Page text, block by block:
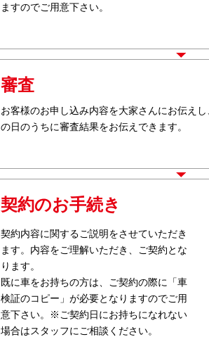
ますのでご用意下さい。
4
審査
お客様のお申し込み内容を大家さんにお伝え
の日のうちに審査結果をお伝えできます。
5
契約のお手続き
契約内容に関するご説明をさせていただき
ます。内容をご理解いただき、ご契約とな
ります。
既に車をお持ちの方は、ご契約の際に「車
検証のコピー」が必要となりますのでご用
意下さい。※ご契約日にお持ちになれない
場合はスタッフにご相談ください。